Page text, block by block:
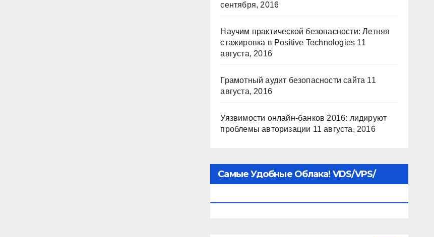
сентября, 2016
Научим практической безопасности: Летняя
стажировка в Positive Technologies 11
августа, 2016
Грамотный аудит безопасности сайта 11
августа, 2016
Уязвимости онлайн-банков 2016: лидируют
проблемы авторизации 11 августа, 2016
Самые Удобные Облака! VDS/VPS/